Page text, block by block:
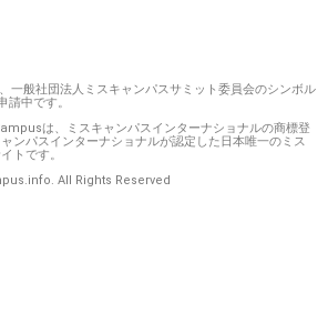
一般社団法人ミスキャンパスサミット委員会のシンボル
請中です。
は、ミスキャンパスインターナショナルの商標登
ンパスインターナショナルが認定した日本唯一のミス
トです。
All Rights Reserved